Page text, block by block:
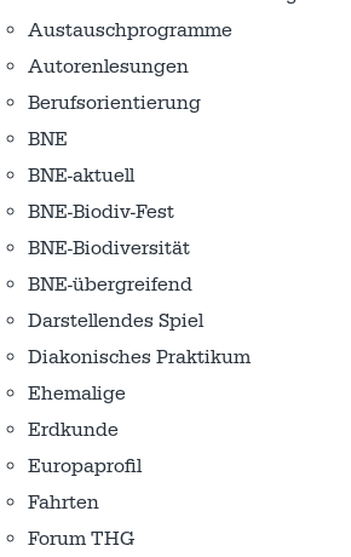
Austausch­programme
Autorenlesungen
Berufsorientierung
BNE
BNE-aktuell
BNE-Biodiv-Fest
BNE-Biodiversität
BNE-übergreifend
Darstellendes Spiel
Diakonisches Praktikum
Ehemalige
Erdkunde
Europaprofil
Fahrten
Forum THG